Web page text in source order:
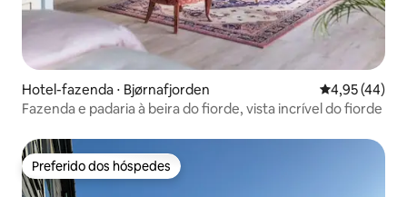
Hotel-fazenda ⋅ Bjørnafjorden 4,95 de uma
4,95 (44)
Fazenda e padaria à beira do fiorde, vista incrível do fiorde
Preferido dos hóspedes
Preferido dos hóspedes